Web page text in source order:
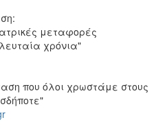
μεταφορές
χρόνια"
που όλοι χρωστάμε στους